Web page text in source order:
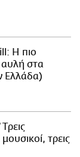
Η πιο
αυλή στα
Ελλάδα)
Tρεις
τρεις